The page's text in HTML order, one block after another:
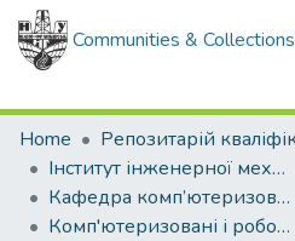
Communities & Collections
Home
Інститут інженерної механіки і робототехніки
Кафедра комп’ютеризованого машинобудування
Комп'ютеризовані і роботизовані технології машинобудування (рівень магістр)